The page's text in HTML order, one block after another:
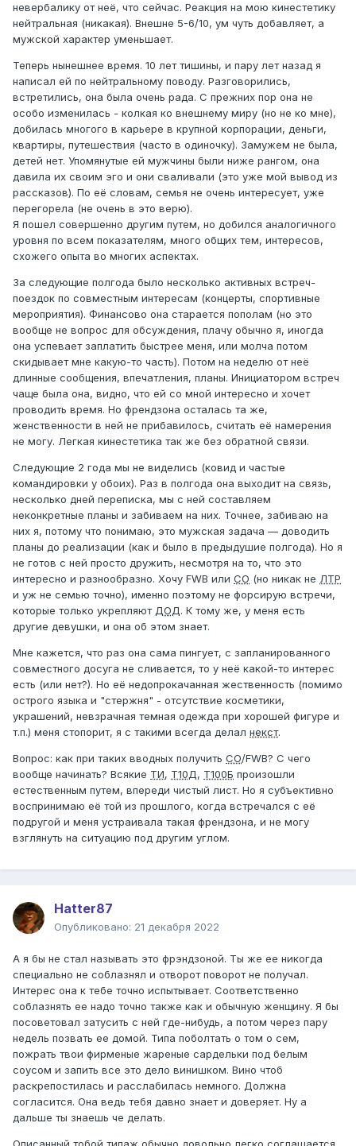
невербалику от неё, что сейчас. Реакция на мою кинестетику
нейтральная (никакая). Внешне 5-6/10, ум чуть добавляет, а
мужской характер уменьшает.
Теперь нынешнее время. 10 лет тишины, и пару лет назад я
написал ей по нейтральному поводу. Разговорились,
встретились, она была очень рада. С прежних пор она не
особо изменилась - колкая ко внешнему миру (но не ко мне),
добилась многого в карьере в крупной корпорации, деньги,
квартиры, путешествия (часто в одиночку). Замужем не была,
детей нет. Упомянутые ей мужчины были ниже рангом, она
давила их своим эго и они сваливали (это уже мой вывод из
рассказов). По её словам, семья не очень интересует, уже
перегорела (не очень в это верю).
Я пошел совершенно другим путем, но добился аналогичного
уровня по всем показателям, много общих тем, интересов,
схожего опыта во многих аспектах.
За следующие полгода было несколько активных встреч-
поездок по совместным интересам (концерты, спортивные
мероприятия). Финансово она старается пополам (но это
вообще не вопрос для обсуждения, плачу обычно я, иногда
она успевает заплатить быстрее меня, или молча потом
скидывает мне какую-то часть). Потом на неделю от неё
длинные сообщения, впечатления, планы. Инициатором встреч
чаще была она, видно, что ей со мной интересно и хочет
проводить время. Но френдзона осталась та же,
женственности в ней не прибавилось, считать её намерения
не могу. Легкая кинестетика так же без обратной связи.
Следующие 2 года мы не виделись (ковид и частые
командировки у обоих). Раз в полгода она выходит на связь,
несколько дней переписка, мы с ней составляем
неконкретные планы и забиваем на них. Точнее, забиваю на
них я, потому что понимаю, это мужская задача — доводить
планы до реализации (как и было в предыдушие полгода). Но я
не готов с ней просто дружить, несмотря на то, что это
интересно и разнообразно. Хочу FWB или СО (но никак не ЛТР
и уж не семью точно), именно поэтому не форсирую встречи,
которые только укрепляют ДОД. К тому же, у меня есть
другие девушки, и она об этом знает.
Мне кажется, что раз она сама пингует, с запланированного
совместного досуга не сливается, то у неё какой-то интерес
есть (или нет?). Но её недопрокачанная жественность (помимо
острого языка и "стержня" - отсутствие косметики,
украшений, невзрачная темная одежда при хорошей фигуре и
т.п.) меня стопорит, я с такими всегда делал некст.
Вопрос: как при таких вводных получить СО/FWB? С чего
вообще начинать? Всякие ТИ, Т10Д, Т100Б произошли
естественным путем, впереди чистый лист. Но я субъективно
воспринимаю её той из прошлого, когда встречался с её
подругой и меня устраивала такая френдзона, и не могу
взглянуть на ситуацию под другим углом.
Hatter87
Опубликовано: 21 декабря 2022
А я бы не стал называть это фрэндзоной. Ты же ее никогда
специально не соблазнял и отворот поворот не получал.
Интерес она к тебе точно испытывает. Соответственно
соблазнять ее надо точно также как и обычную женщину. Я бы
посоветовал затусить с ней где-нибудь, а потом через пару
недель позвать ее домой. Типа поболтать о том о сем,
пожрать твои фирменые жареные сардельки под белым
соусом и запить все это дело винишком. Вино чтоб
раскрепостилась и расслабилась немного. Должна
согласится. Она ведь тебя давно знает и доверяет. Ну а
дальше ты знаешь че делать.